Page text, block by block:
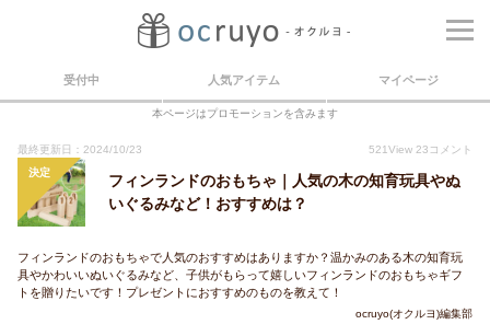
受付中 人気アイテム マイページ
本ページはプロモーションを含みます
最終更新日：2024/10/23 521View 23 コメント
決定
フィンランドのおもちゃ｜人気の木の知育玩具やぬ
いぐるみなど！おすすめは？
フィンランドのおもちゃで人気のおすすめはありますか？温かみのある木の知育玩
具やかわいいぬいぐるみなど、子供がもらって嬉しいフィンランドのおもちゃギフ
トを贈りたいです！プレゼントにおすすめのものを教えて！
ocruyo(オクルヨ)編集部